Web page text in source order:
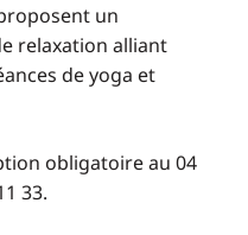
un
relaxation alliant
de yoga et
obligatoire au 04
33.